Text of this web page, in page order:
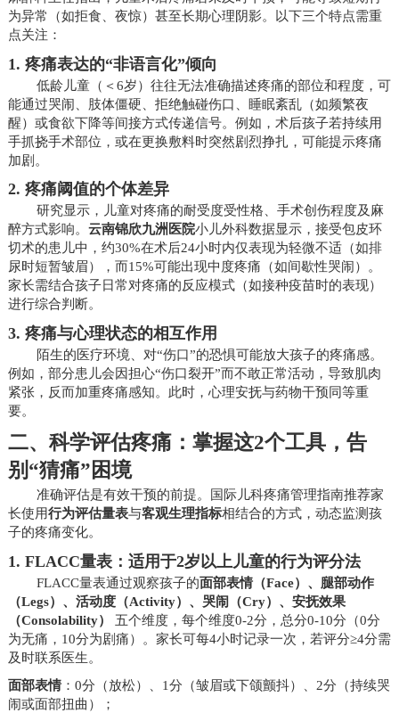
为异常（如拒食、夜惊）甚至长期心理阴影。以下三个特点需重
点关注：
1. 疼痛表达的“非语言化”倾向
低龄儿童（＜6岁）往往无法准确描述疼痛的部位和程度，可
能通过哭闹、肢体僵硬、拒绝触碰伤口、睡眠紊乱（如频繁夜
醒）或食欲下降等间接方式传递信号。例如，术后孩子若持续用
手抓挠手术部位，或在更换敷料时突然剧烈挣扎，可能提示疼痛
加剧。
2. 疼痛阈值的个体差异
研究显示，儿童对疼痛的耐受度受性格、手术创伤程度及麻
醉方式影响。 云南锦欣九洲医院小儿外科数据显示，接受包皮环
切术的患儿中，约30%在术后24小时内仅表现为轻微不适（如排
尿时短暂皱眉），而15%可能出现中度疼痛（如间歇性哭闹）。
家长需结合孩子日常对疼痛的反应模式（如接种疫苗时的表现）
进行综合判断。
3. 疼痛与心理状态的相互作用
陌生的医疗环境、对“伤口”的恐惧可能放大孩子的疼痛感。
例如，部分患儿会因担心“伤口裂开”而不敢正常活动，导致肌肉
紧张，反而加重疼痛感知。此时，心理安抚与药物干预同等重
要。
二、科学评估疼痛：掌握这2个工具，告
别“猜痛”困境
准确评估是有效干预的前提。国际儿科疼痛管理指南推荐家
长使用行为评估量表与客观生理指标相结合的方式，动态监测孩
子的疼痛变化。
1. FLACC量表：适用于2岁以上儿童的行为评分法
FLACC量表通过观察孩子的面部表情（Face）、腿部动作
（Legs）、活动度（Activity）、哭闹（Cry）、安抚效果
（Consolability）
五个维度，每个维度0-2分，总分0-10分（0分
为无痛，10分为剧痛）。家长可每4小时记录一次，若评分≥4分需
及时联系医生。
面部表情：0分（放松）、1分（皱眉或下颌颤抖）、2分（持续哭
闹或面部扭曲）；